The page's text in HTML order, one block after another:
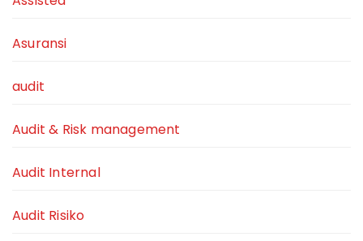
Asuransi
audit
Audit & Risk management
Audit Internal
Audit Risiko